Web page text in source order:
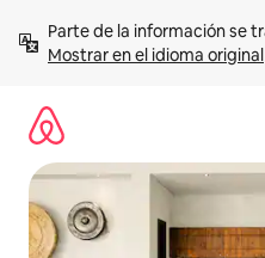
contenidoMostrar en el idioma original